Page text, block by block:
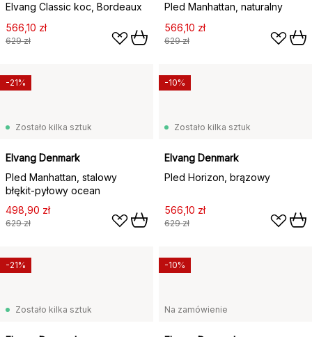
Elvang Classic koc, Bordeaux
566,10 zł
629 zł
Pled Manhattan, naturalny
566,10 zł
629 zł
Zostało kilka sztuk
Elvang Denmark
Pled Manhattan, stalowy
błękit-pyłowy ocean
498,90 zł
629 zł
-21%
Zostało kilka sztuk
Elvang Denmark
Pled Horizon, brązowy
566,10 zł
629 zł
-10%
Zostało kilka sztuk
-21%
Na zamówienie
-10%